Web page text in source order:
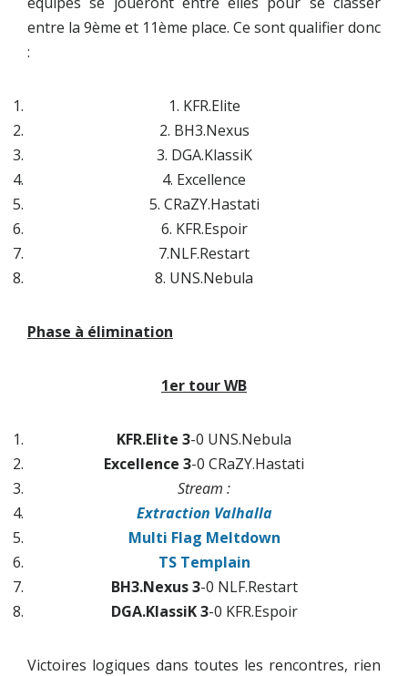
entre la 9ème et 11ème place. Ce sont qualifier donc
:
1. KFR.Elite
2. BH3.Nexus
3. DGA.KlassiK
4. Excellence
5. CRaZY.Hastati
6. KFR.Espoir
7.NLF.Restart
8. UNS.Nebula
Phase à élimination
1er tour WB
KFR.Elite 3-0 UNS.Nebula
Excellence 3-0 CRaZY.Hastati
Stream :
Extraction Valhalla
Multi Flag Meltdown
TS Templain
BH3.Nexus 3-0 NLF.Restart
DGA.KlassiK 3-0 KFR.Espoir
Victoires logiques dans toutes les rencontres, rien